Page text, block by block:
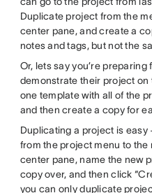
Duplicate project from the
center pane, and create a
notes and tags, but not the
Or, lets say you’re
demonstrate their project on
one template with all of the
and then create a copy for
Duplicating a project is easy
from the project menu to
center pane, name the new
copy over, and then click
you can only duplicate